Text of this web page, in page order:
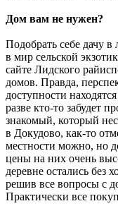
Дом вам не нужен?
Подобрать себе дачу
в мир сельской
сайте Лидского
домов. Правда,
доступности
разве кто-то забудет
знакомый, который
в Докудово, как-то
местности можно, но
цены на них очень
деревне остались без
решив все вопросы с
Практически все